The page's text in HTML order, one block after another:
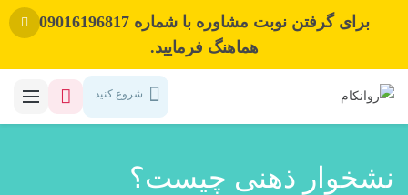
برای گرفتن نوبت مشاوره با شماره 09016196817
هماهنگ فرمایید.
شروع کنید
نشخوار ذهنی چیست؟